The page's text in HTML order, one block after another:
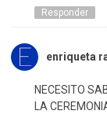
Responder
enriqueta
NECESITO
LA